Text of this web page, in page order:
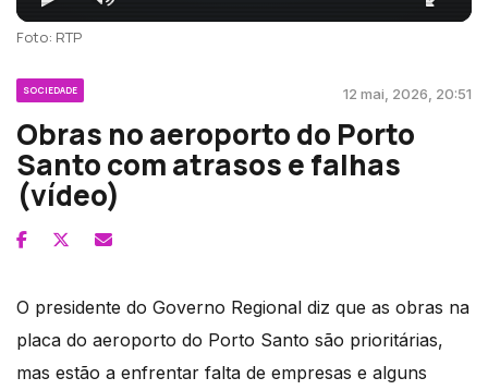
Foto: RTP
SOCIEDADE 12 mai, 2026, 20:51
Obras no aeroporto do Porto
Santo com atrasos e falhas
(vídeo)
O presidente do Governo Regional diz que as obras na
placa do aeroporto do Porto Santo são prioritárias,
mas estão a enfrentar falta de empresas e alguns